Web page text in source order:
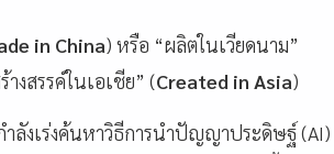
in China) หรือ “ผลิตในเวียดนาม”
งสรรค์ในเอเชีย” (Created in Asia)
ลังเร่งค้นหาวิธีการนำปัญญาประดิษฐ์ (AI)